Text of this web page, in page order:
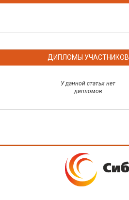
ДИПЛОМЫ УЧАСТНИКОВ
У данной статьи нет
дипломов